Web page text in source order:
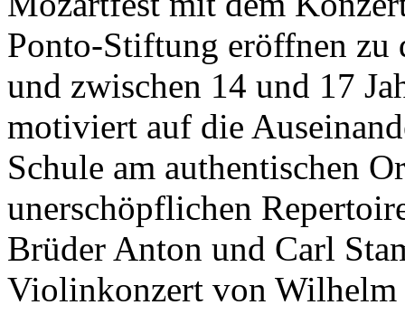
Ponto-Stiftung eröffnen zu
und zwischen 14 und 17
motiviert auf die
Schule am authentischen
unerschöpflichen
Brüder Anton und Carl
Violinkonzert von